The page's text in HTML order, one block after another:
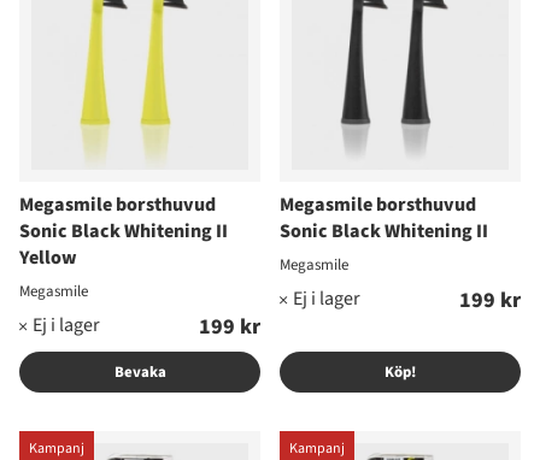
Megasmile borsthuvud
Sonic Black Whitening II
Yellow
Megasmile
199 kr
Bevaka
Megasmile borsthuvud
Sonic Black Whitening II
Megasmile
199 kr
Köp!
Kampanj Kampanj